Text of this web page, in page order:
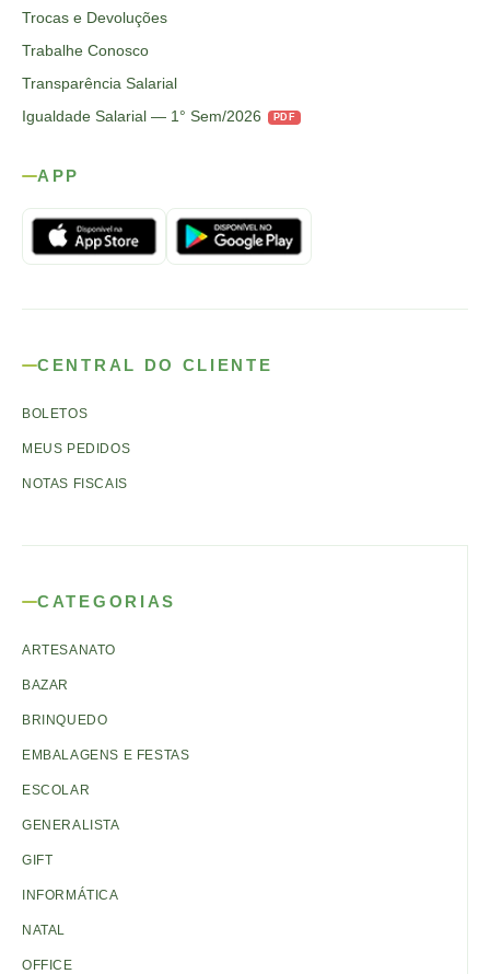
Trocas e Devoluções
Trabalhe Conosco
Transparência Salarial
Igualdade Salarial — 1° Sem/2026
PDF
APP
CENTRAL DO CLIENTE
BOLETOS
MEUS PEDIDOS
NOTAS FISCAIS
CATEGORIAS
ARTESANATO
BAZAR
BRINQUEDO
EMBALAGENS E FESTAS
ESCOLAR
GENERALISTA
GIFT
INFORMÁTICA
NATAL
OFFICE